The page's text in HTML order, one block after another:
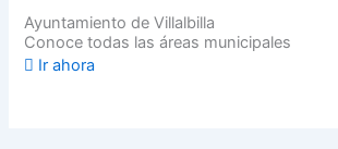
Ayuntamiento de Villalbilla
Conoce todas las áreas municipales
Ir ahora